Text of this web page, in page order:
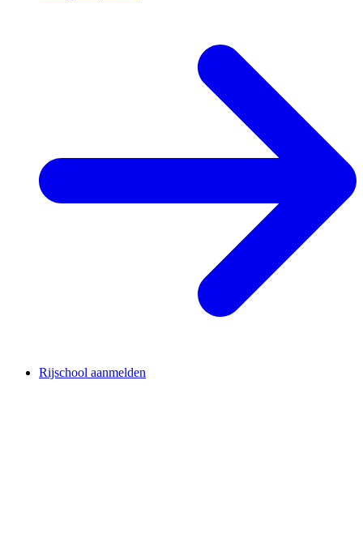
Rijschool aanmelden